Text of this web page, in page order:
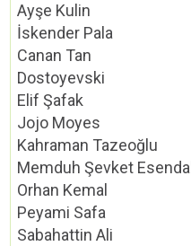
Ayşe Kulin
İskender Pala
Canan Tan
Dostoyevski
Elif Şafak
Jojo Moyes
Kahraman Tazeoğlu
Memduh Şevket Esendal
Orhan Kemal
Peyami Safa
Sabahattin Ali